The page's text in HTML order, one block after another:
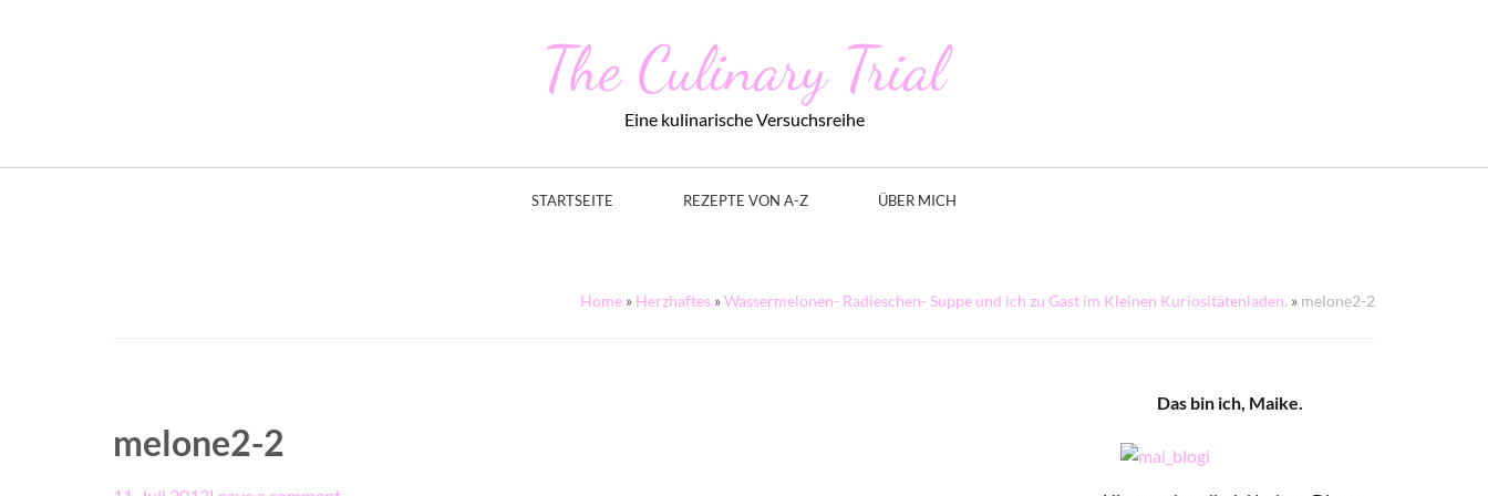
The Culinary Trial
Eine kulinarische Versuchsreihe
STARTSEITE REZEPTE VON A-Z ÜBER MICH
Home » Herzhaftes »Wassermelonen- Radieschen- Suppe und ich zu Gast im Kleinen Kuriositätenladen. » melone2-2
melone2-2
Das bin ich, Maike.